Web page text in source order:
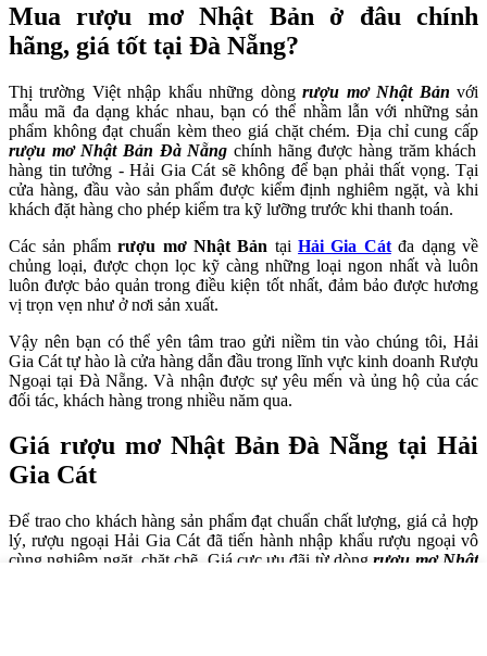
Mua rượu mơ Nhật Bản ở đâu chính
hãng, giá tốt tại Đà Nẵng?
Thị trường Việt nhập khẩu những dòngrượu mơ Nhật Bản với
mẫu mã đa dạng khác nhau, bạn có thể nhầm lẫn với những sản
phẩm không đạt chuẩn kèm theo giá chặt chém. Địa chỉ cung cấp
rượu mơ Nhật Bản Đà Nẵng chính hãng được hàng trăm khách
hàng tin tưởng - Hải Gia Cát sẽ không để bạn phải thất vọng. Tại
cửa hàng, đầu vào sản phẩm được kiểm định nghiêm ngặt, và khi
khách đặt hàng cho phép kiểm tra kỹ lưỡng trước khi thanh toán.
Các sản phẩmrượu mơ Nhật Bản tạiHải Gia Cátđa dạng về
chủng loại, được chọn lọc kỹ càng những loại ngon nhất và luôn
luôn được bảo quản trong điều kiện tốt nhất, đảm bảo được hương
vị trọn vẹn như ở nơi sản xuất.
Vậy nên bạn có thể yên tâm trao gửi niềm tin vào chúng tôi, Hải
Gia Cát tự hào là cửa hàng dẫn đầu trong lĩnh vực kinh doanh Rượu
Ngoại tại Đà Nẵng. Và nhận được sự yêu mến và ủng hộ của các
đối tác, khách hàng trong nhiều năm qua.
Giá rượu mơ Nhật Bản Đà Nẵng tại Hải
Gia Cát
Để trao cho khách hàng sản phẩm đạt chuẩn chất lượng, giá cả hợp
lý, rượu ngoại Hải Gia Cát đã tiến hành nhập khẩu rượu ngoại vô
cùng nghiêm ngặt, chặt chẽ. Giá cực ưu đãi từ dòngrượu mơ Nhật